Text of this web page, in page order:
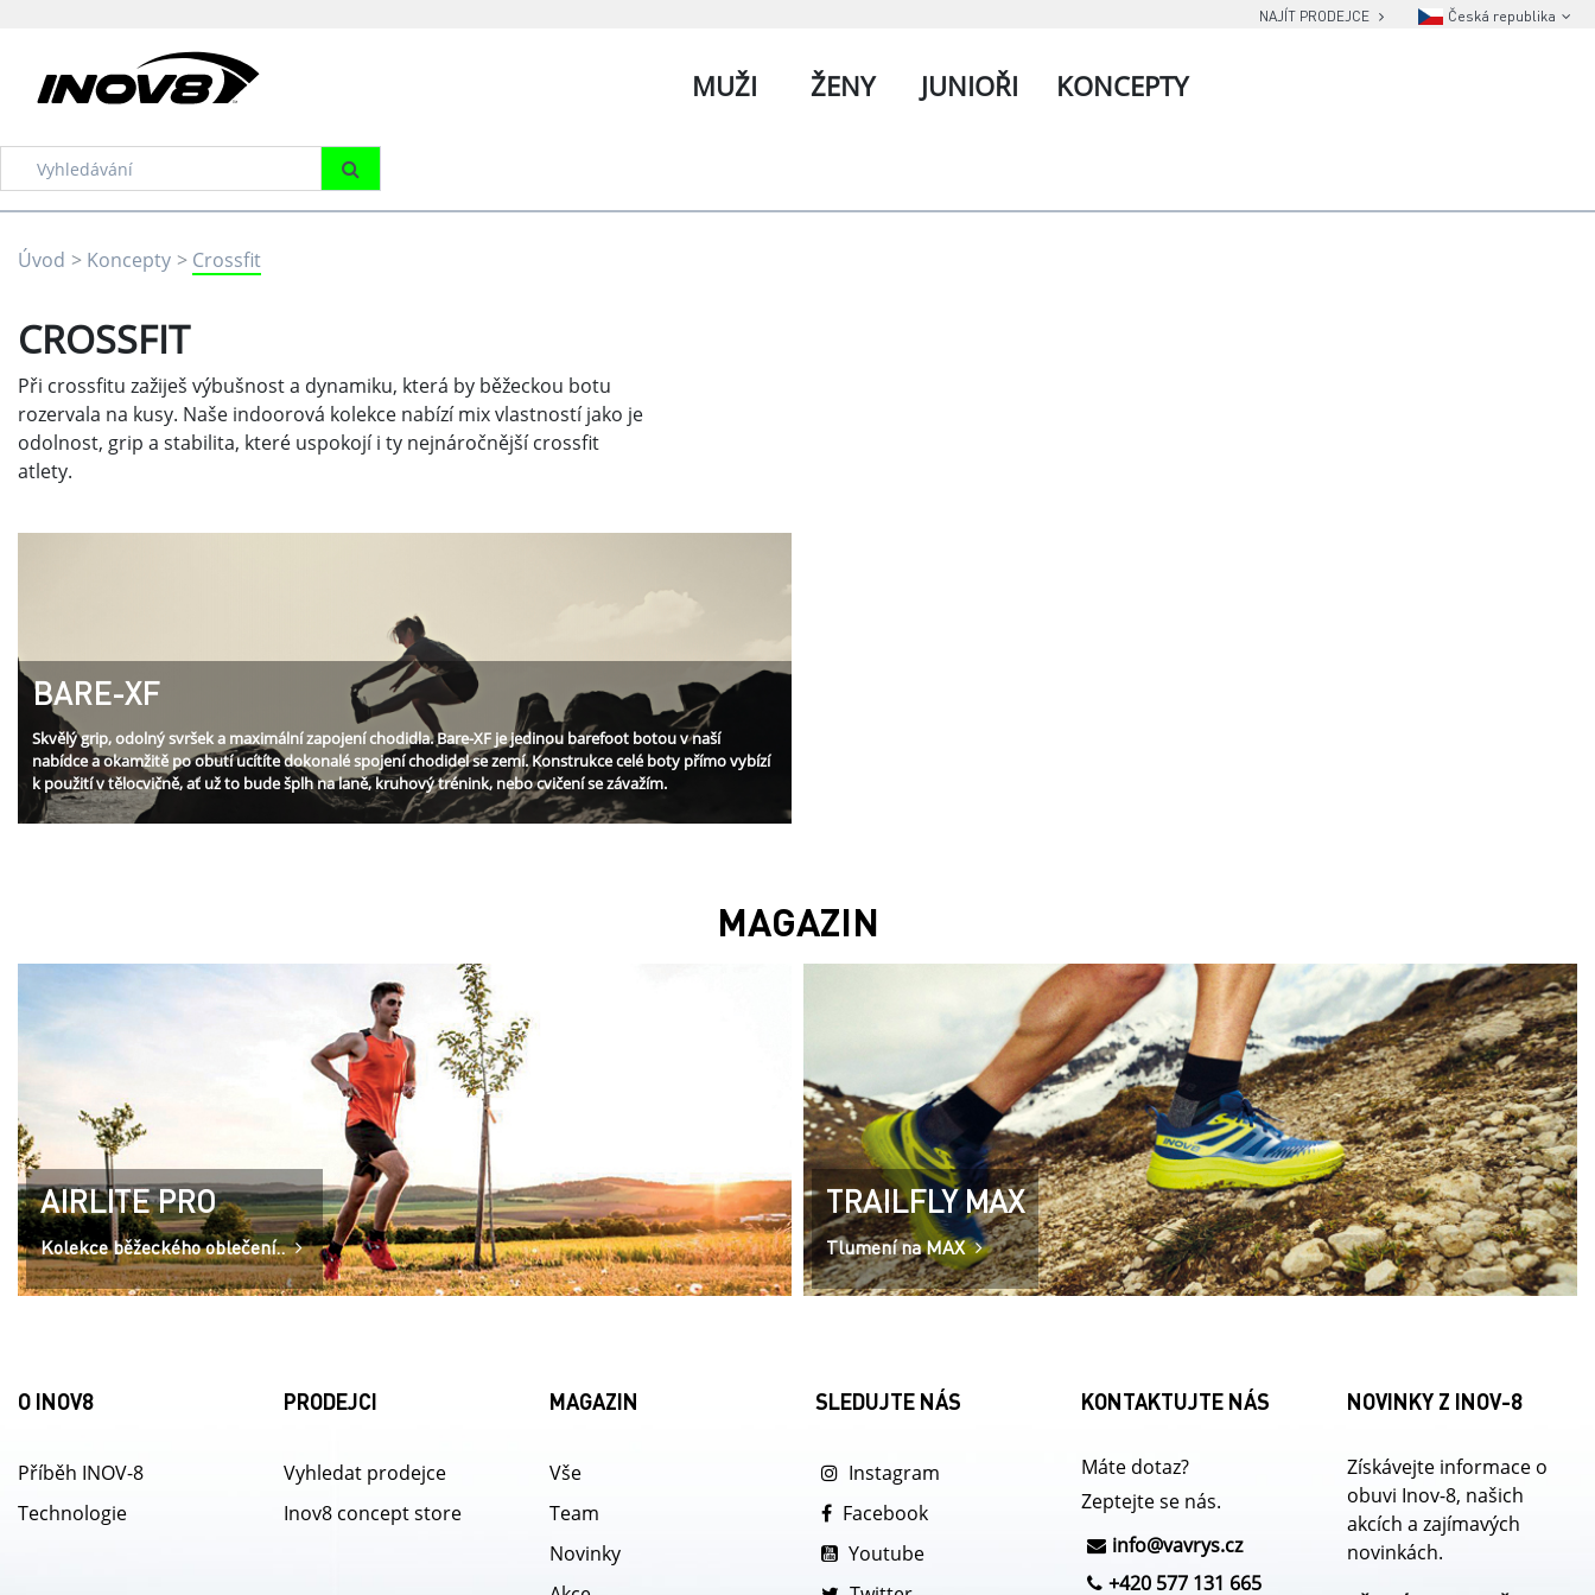
NAJÍT PRODEJCE Česká republika
MUŽI ŽENY JUNIOŘI KONCEPTY
Úvod Koncepty Crossfit
CROSSFIT
Při crossfitu zažiješ výbušnost a dynamiku, která by běžeckou botu
rozervala na kusy. Naše indoorová kolekce nabízí mix vlastností jako je
odolnost, grip a stabilita, které uspokojí i ty nejnáročnější crossfit
atlety.
BARE-XF
Skvělý grip, odolný svršek a maximální zapojení chodidla. Bare-XF je jedinou barefoot botou v naší
nabídce a okamžitě po obutí ucítíte dokonalé spojení chodidel se zemí. Konstrukce celé boty přímo vybízí
k použití v tělocvičně, ať už to bude šplh na laně, kruhový trénink, nebo cvičení se závažím.
MAGAZIN
AIRLITE PRO
Kolekce běžeckého oblečení..
TRAILFLY MAX
Tlumení na MAX
O INOV8
Příběh INOV-8
Technologie
PRODEJCI
Vyhledat prodejce
Inov8 concept store
MAGAZIN
Vše
Team
Novinky
SLEDUJTE NÁS
Instagram
Facebook
Youtube
KONTAKTUJTE NÁS
Máte dotaz?
Zeptejte se nás.
info@vavrys.cz
+420 577 131 665
NOVINKY Z INOV-8
Získávejte informace o
obuvi Inov-8, našich
akcích a zajímavých
novinkách.